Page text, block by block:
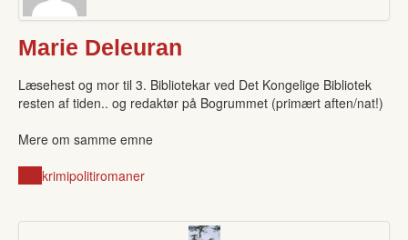
Marie Deleuran
Læsehest og mor til 3. Bibliotekar ved Det Kongelige Bibliotek
resten af tiden.. og redaktør på Bogrummet (primært aften/nat!)
Mere om samme emne
krimipolitiromaner